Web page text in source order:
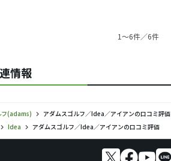
1〜6件／6件
情報
フ(adams)
アダムスゴルフ／Idea／アイアンの口コミ評価
Idea アダムスゴルフ／Idea／アイアンの口コミ評価